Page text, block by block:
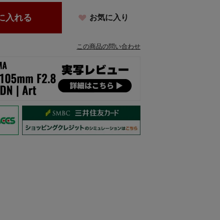
入れる お気に入り
この商品の問い合わせ